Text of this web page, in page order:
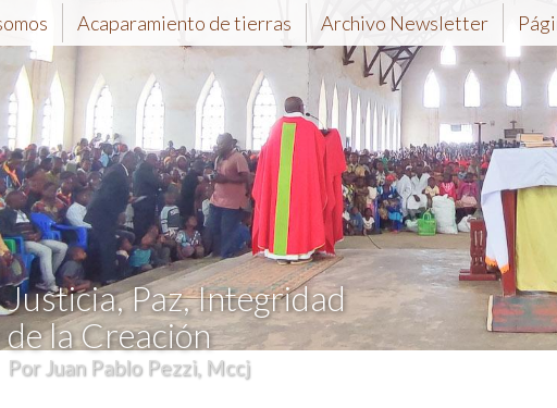
Acaparamiento de tierras Archivo Newsletter
Justicia, Paz, Integridad
de la Creación
Por Juan Pablo Pezzi, Mccj